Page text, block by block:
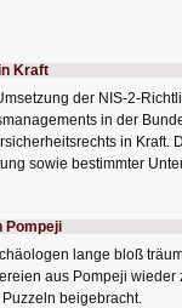
Kraft
der NIS-2-
in der
in Kraft.
sowie bestimmter
Pompeji
lange bloß
aus Pompeji wieder
beigebracht.